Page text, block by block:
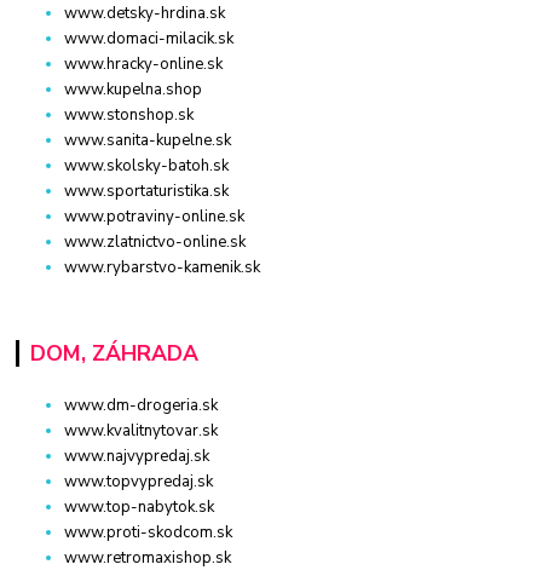
www.detsky-hrdina.sk
www.domaci-milacik.sk
www.hracky-online.sk
www.kupelna.shop
www.stonshop.sk
www.sanita-kupelne.sk
www.skolsky-batoh.sk
www.sportaturistika.sk
www.potraviny-online.sk
www.zlatnictvo-online.sk
www.rybarstvo-kamenik.sk
DOM, ZÁHRADA
www.dm-drogeria.sk
www.kvalitnytovar.sk
www.najvypredaj.sk
www.topvypredaj.sk
www.top-nabytok.sk
www.proti-skodcom.sk
www.retromaxishop.sk